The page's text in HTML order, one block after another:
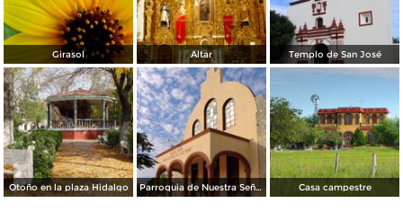
Girasol Altar Templo de San José
Otoño en la plaza Hidalgo Parroquia de Nuestra Señora de Guadalupe Casa campestre